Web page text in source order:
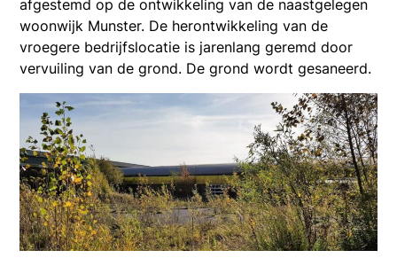
afgestemd op de ontwikkeling van de naastgelegen
woonwijk Munster. De herontwikkeling van de
vroegere bedrijfslocatie is jarenlang geremd door
vervuiling van de grond. De grond wordt gesaneerd.